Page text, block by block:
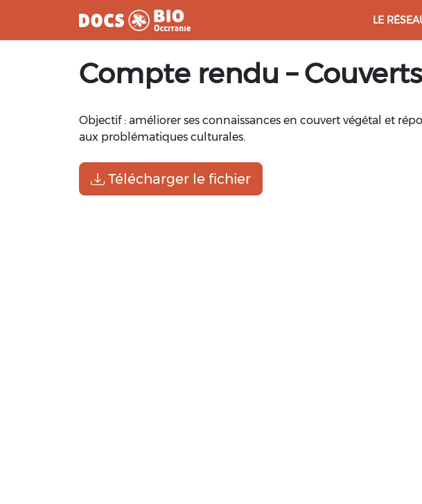
LE
Compte rendu –
Objectif : améliorer ses connaissances en couvert végétal et
aux problématiques culturales.
Télécharger le fichier